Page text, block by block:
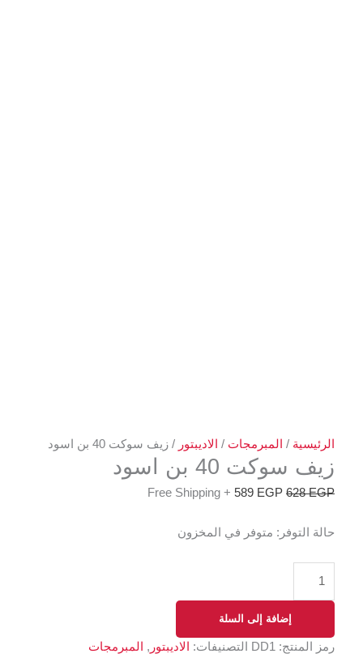
الرئيسية / المبرمجات / الاديبتور / زيف سوكت 40 بن اسود
زيف سوكت 40 بن اسود
628EGP
589 EGP
+ Free Shipping
حالة التوفر: متوفر في المخزون
إضافة إلى السلة
رمز المنتج: DD1 التصنيفات: الاديبتور ,
المبرمجات